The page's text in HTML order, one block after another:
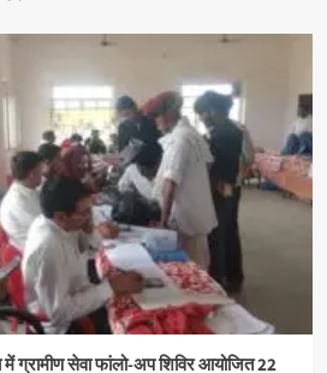
ग्रामीण सेवा फांलो-अप शिविर आयोजित 22